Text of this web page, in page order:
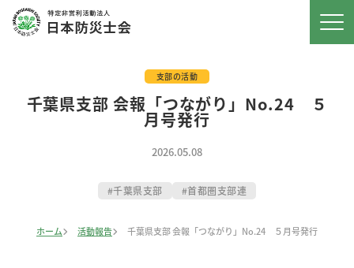
支部の活動
千葉県支部 会報「つながり」No.24 ５
月号発行
2026.05.08
千葉県支部 首都圏支部連
ホーム 活動報告 千葉県支部 会報「つながり」No.24 ５月号発行